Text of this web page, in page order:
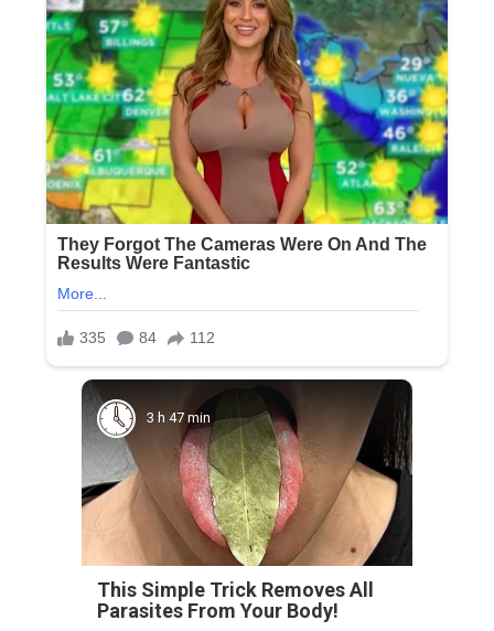
3 h 47 min
This Simple Trick Removes All
Parasites From Your Body!